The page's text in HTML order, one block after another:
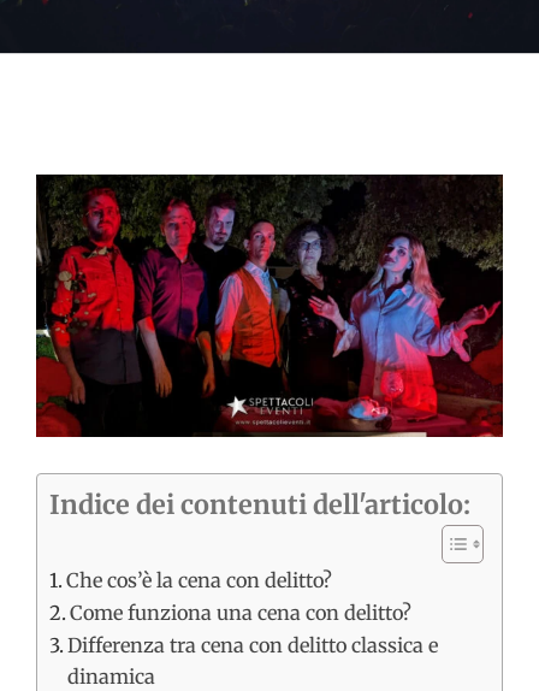
Ingrandisci
immagine
Indice dei contenuti dell'articolo:
Che cos’è la cena con delitto?
Come funziona una cena con delitto?
Differenza tra cena con delitto classica e
dinamica